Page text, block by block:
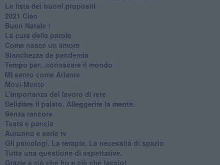
​La lista dei buoni propositi
2021 Ciao
Buon Natale !
​La cura delle parole
​Come nasce un amore
Stanchezza da pandemia
​Tempo per...conoscere il mondo
​Mi sento come Atlante
​Movi-Mente
​L’importanza del lavoro di rete
​Deliziare il palato. Alleggerire la mente.
​Senza rancore
​Testa e pancia
​Autunno e serie tv
​Gli psicologi. La terapia. La necessità di spazio
​Tutta una questione di aspettative.
​Grazie a ciò che ho e ciò che faccio!